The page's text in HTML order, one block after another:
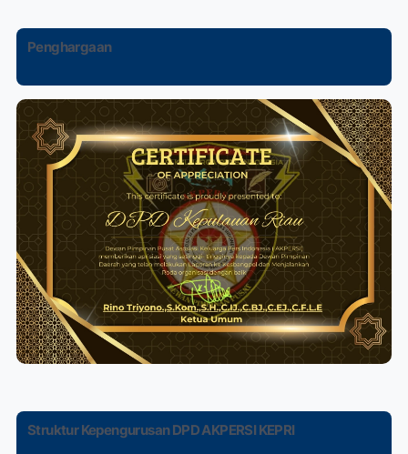
Penghargaan
Struktur Kepengurusan DPD AKPERSI KEPRI